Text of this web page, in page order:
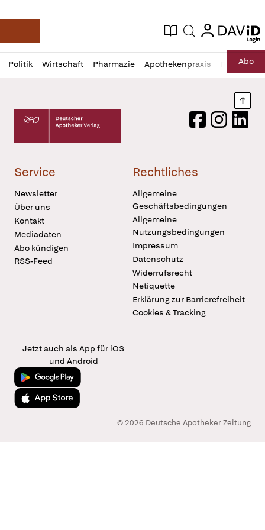
Deutsche Apotheker Zeitung
Aktuelle Ausgabe
Suche login
login
Politik Wirtschaft Pharmazie Apothekenpraxis RechtAbo
Profil
öffnen
Daz
Pur
Deutscher Apotheker Verlag Logo
FacebookInstagram
Service
Newsletter
Über uns
Kontakt
Mediadaten
Abo kündigen
RSS-Feed
Rechtliches
Allgemeine
Geschäftsbedingungen
Allgemeine
Nutzungsbedingungen
Impressum
Datenschutz
Widerrufsrecht
Netiquette
Erklärung zur Barrierefreiheit
Cookies & Tracking
Jetzt auch als App für iOS
und Android
Jetzt bei Google Play
Laden im App Store
© 2026 Deutsche Apotheker Zeitung